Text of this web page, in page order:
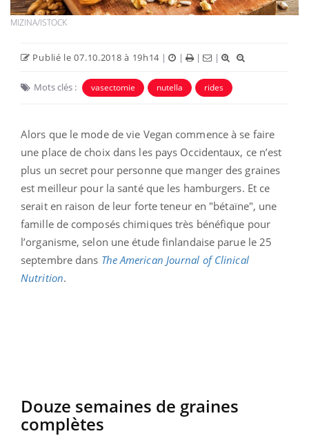
MIZINA/ISTOCK
Publié le 07.10.2018 à 19h14 | | | |
Mots clés : vasectomie nutella rides
Alors que le mode de vie Vegan commence à se faire
une place de choix dans les pays Occidentaux, ce n’est
plus un secret pour personne que manger des graines
est meilleur pour la santé que les hamburgers. Et ce
serait en raison de leur forte teneur en "bétaïne", une
famille de composés chimiques très bénéfique pour
l’organisme, selon une étude finlandaise parue le 25
septembre dans The American Journal of Clinical
Nutrition.
Douze semaines de graines
complètes